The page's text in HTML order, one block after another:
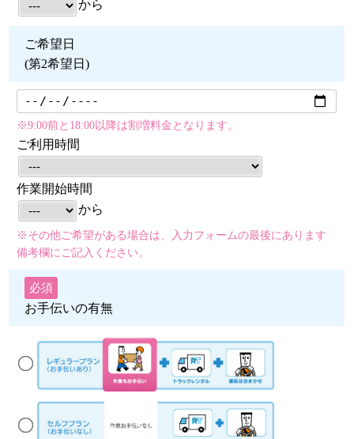
から
ご希望日
(第2希望日)
※9:00前と18:00以降は割増料金となります。
ご利用時間
作業開始時間
から
※その他ご希望がある場合は、入力フォームの最後にあります
備考欄にご記入ください。
必須
お手伝いの有無